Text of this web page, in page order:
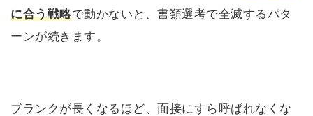
に合う戦略で動かないと、書類選考で全滅するパタ
ーンが続きます。
ブランクが長くなるほど、面接にすら呼ばれなくな